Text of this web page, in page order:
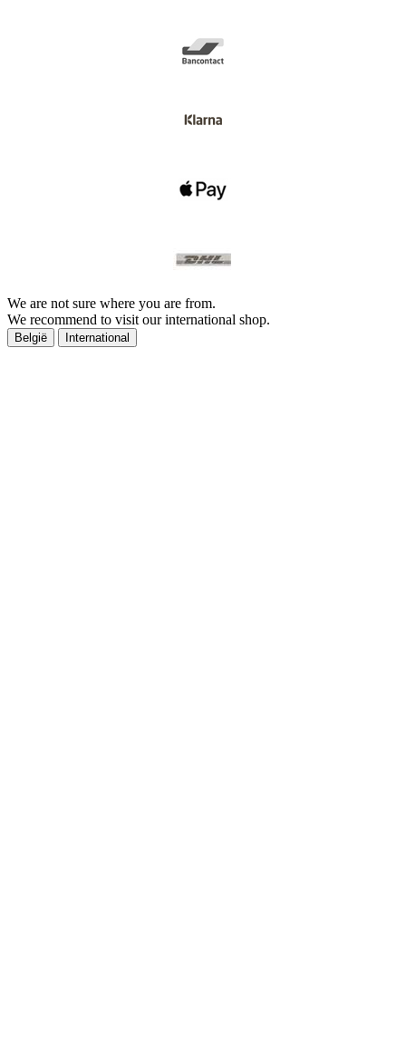
We are not sure where you are from.
We recommend to visit our international shop.
België International